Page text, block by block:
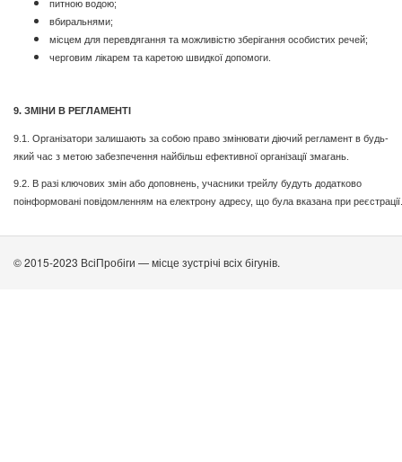
питною водою;
вбиральнями;
місцем для перевдягання та можливістю зберігання особистих речей;
черговим лікарем та каретою швидкої допомоги.
9. ЗМІНИ В РЕГЛАМЕНТІ
9.1. Організатори залишають за собою право змінювати діючий регламент в будь-
який час з метою забезпечення найбільш ефективної організації змагань.
9.2. В разі ключових змін або доповнень, учасники трейлу будуть додатково
поінформовані повідомленням на електрону адресу, що була вказана при реєстрації.
© 2015-2023 ВсіПробіги — місце зустрічі всіх бігунів.